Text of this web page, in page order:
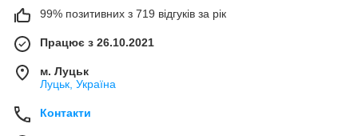
99% позитивних з 719 відгуків за рік
Працює з 26.10.2021
м. Луцьк
Луцьк, Україна
Контакти